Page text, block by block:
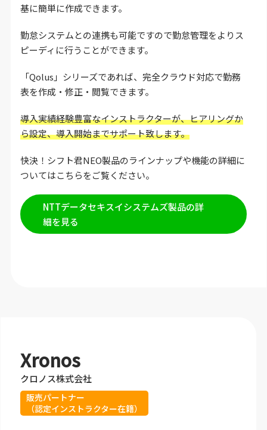
基に簡単に作成できます。
勤怠システムとの連携も可能ですので勤怠管理をよりス
ピーディに行うことができます。
「Qolus」シリーズであれば、完全クラウド対応で勤務
表を作成・修正・閲覧できます。
導入実績経験豊富なインストラクターが、ヒアリングか
ら設定、導入開始までサポート致します。
快決！シフト君NEO製品のラインナップや機能の詳細に
ついてはこちらをご覧ください。
NTTデータセキスイシステムズ製品の詳
細を見る
Xronos
クロノス株式会社
販売パートナー
（認定インストラクター在籍）